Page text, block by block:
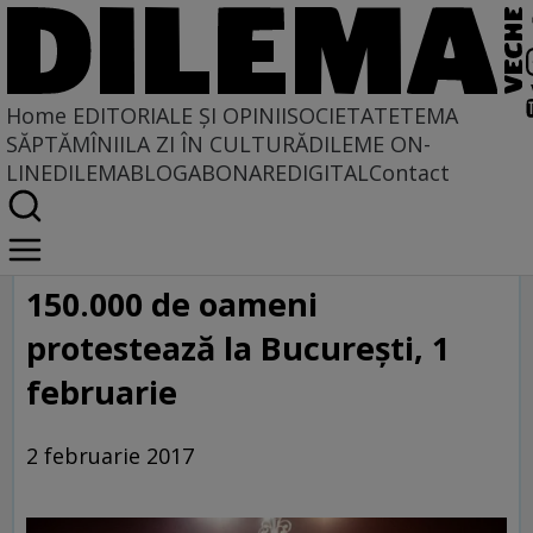
Home EDITORIALE ȘI OPINIISOCIETATETEMA
SĂPTĂMÎNIILA ZI ÎN CULTURĂDILEME ON-
LINEDILEMABLOGABONAREDIGITALContact
Home
Galerie
150.000 de oameni
protestează la Bucureşti, 1
februarie
2 februarie 2017